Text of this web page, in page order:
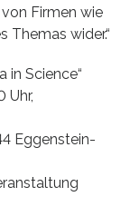
Firmen wie
Themas wider.“
in Science“
Uhr,
Eggenstein-